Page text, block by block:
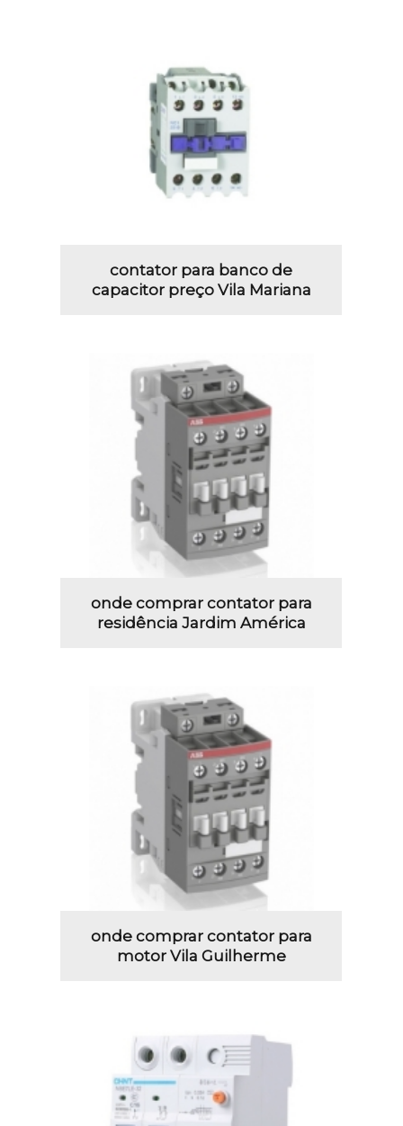
contator para banco de
capacitor preço Vila Mariana
onde comprar contator para
residência Jardim América
onde comprar contator para
motor Vila Guilherme